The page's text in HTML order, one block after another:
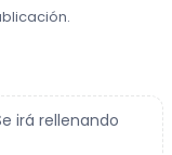
irá rellenando